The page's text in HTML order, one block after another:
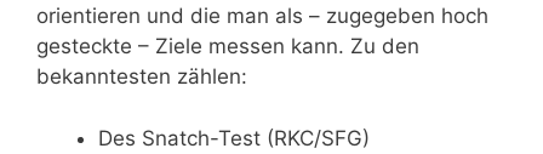
orientieren und die man als – zugegeben hoch
gesteckte – Ziele messen kann. Zu den
bekanntesten zählen:
Des Snatch-Test (RKC/SFG)